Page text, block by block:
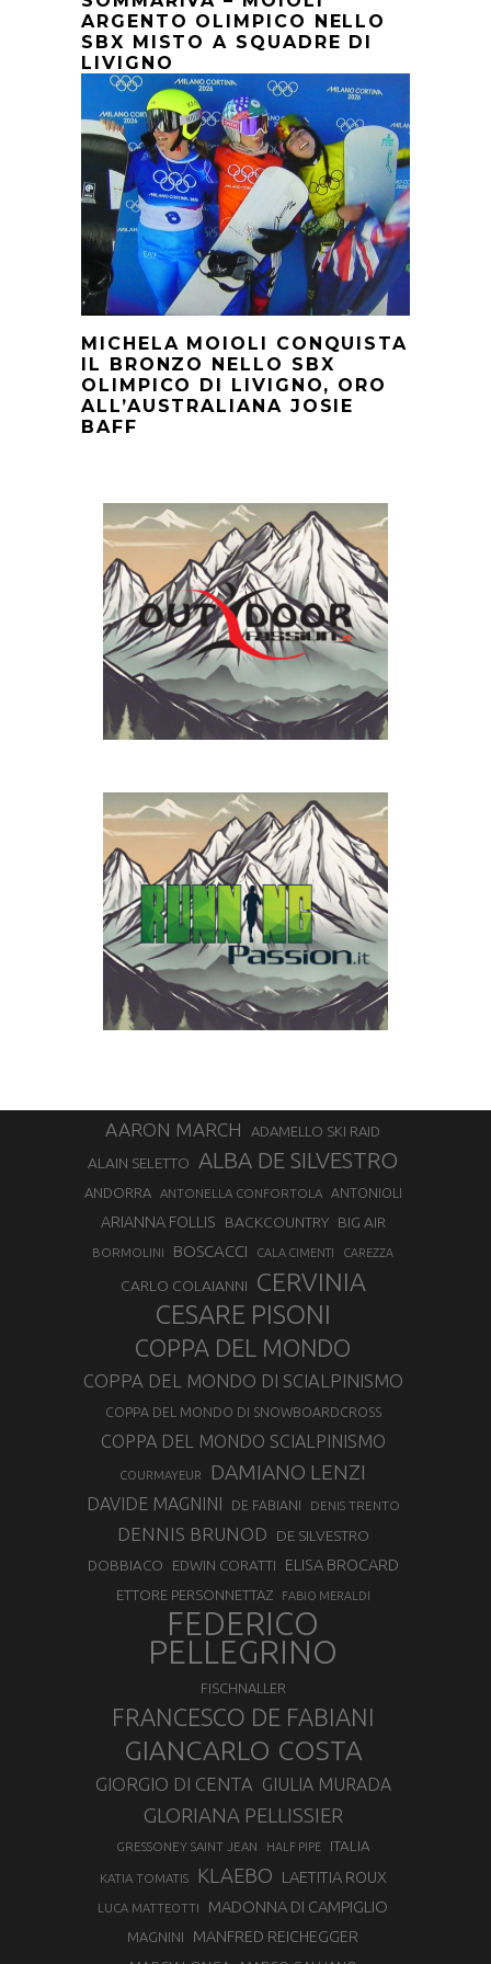
ARGENTO OLIMPICO NELLO
SBX MISTO A SQUADRE DI
LIVIGNO
MICHELA MOIOLI CONQUISTA
IL BRONZO NELLO SBX
OLIMPICO DI LIVIGNO, ORO
ALL’AUSTRALIANA JOSIE
BAFF
AARON MARCH ADAMELLO SKI RAID
ALAIN SELETTO ALBA DE SILVESTRO
ANDORRA ANTONELLA CONFORTOLA ANTONIOLI
ARIANNA FOLLIS BACKCOUNTRY BIG AIR
BORMOLINI BOSCACCI CALA CIMENTI CAREZZA
CARLO COLAIANNI CERVINIA
CESARE PISONI
COPPA DEL MONDO
COPPA DEL MONDO DI SCIALPINISMO
COPPA DEL MONDO DI SNOWBOARDCROSS
COPPA DEL MONDO SCIALPINISMO
COURMAYEUR DAMIANO LENZI
DAVIDE MAGNINI DE FABIANI DENIS TRENTO
DENNIS BRUNOD DE SILVESTRO
DOBBIACO EDWIN CORATTI ELISA BROCARD
ETTORE PERSONNETTAZ FABIO MERALDI
FEDERICO
PELLEGRINO
FISCHNALLER
FRANCESCO DE FABIANI
GIANCARLO COSTA
GIORGIO DI CENTA GIULIA MURADA
GLORIANA PELLISSIER
GRESSONEY SAINT JEAN HALF PIPE ITALIA
KATIA TOMATIS KLAEBO LAETITIA ROUX
LUCA MATTEOTTI MADONNA DI CAMPIGLIO
MAGNINI MANFRED REICHEGGER